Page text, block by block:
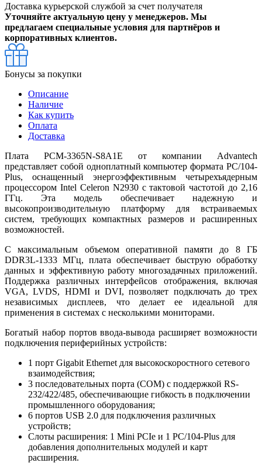
Доставка курьерской службой за счет получателя
Уточняйте актуальную цену у менеджеров. Мы
предлагаем специальные условия для партнёров и
корпоративных клиентов.
Бонусы за покупки
Описание
Наличие
Как купить
Оплата
Доставка
Плата PCM-3365N-S8A1E от компании Advantech
представляет собой одноплатный компьютер формата PC/104-
Plus, оснащенный энергоэффективным четырехъядерным
процессором Intel Celeron N2930 с тактовой частотой до 2,16
ГГц. Эта модель обеспечивает надежную и
высокопроизводительную платформу для встраиваемых
систем, требующих компактных размеров и расширенных
возможностей.
С максимальным объемом оперативной памяти до 8 ГБ
DDR3L-1333 МГц, плата обеспечивает быструю обработку
данных и эффективную работу многозадачных приложений.
Поддержка различных интерфейсов отображения, включая
VGA, LVDS, HDMI и DVI, позволяет подключать до трех
независимых дисплеев, что делает ее идеальной для
применения в системах с несколькими мониторами.
Богатый набор портов ввода-вывода расширяет возможности
подключения периферийных устройств:
1 порт Gigabit Ethernet для высокоскоростного сетевого
взаимодействия;
3 последовательных порта (COM) с поддержкой RS-
232/422/485, обеспечивающие гибкость в подключении
промышленного оборудования;
6 портов USB 2.0 для подключения различных
устройств;
Слоты расширения: 1 Mini PCIe и 1 PC/104-Plus для
добавления дополнительных модулей и карт
расширения.